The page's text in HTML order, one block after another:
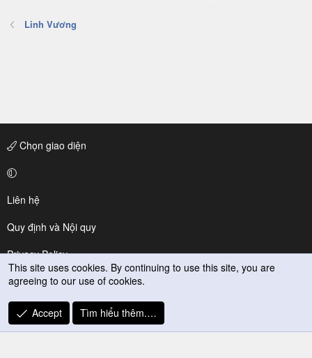
Linh Vương
Chọn giao diện
Liên hệ
Quy định và Nội quy
Privacy Policy
Trợ giúp
R
S
This site uses cookies. By continuing to use this site, you are
agreeing to our use of cookies.
Accept Tìm hiểu thêm.…